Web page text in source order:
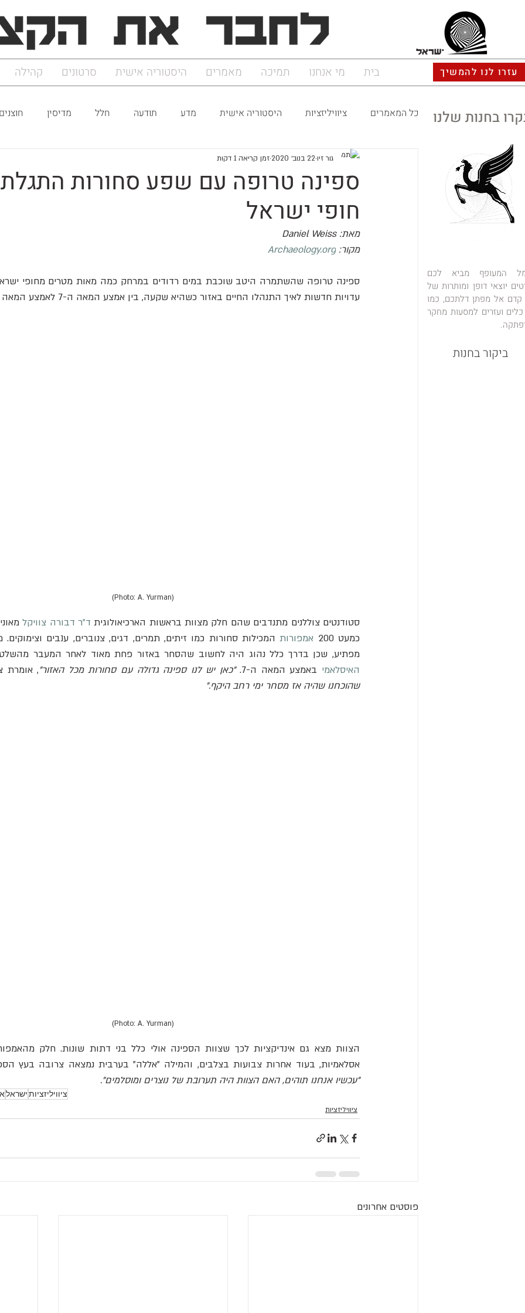
ישראל
עזרו לנו להמשיך בית מי אנחנו תמיכה מאמרים היסטוריה אישית סרטונים קהילה
כל המאמרים ציוויליזציות היסטוריה אישית מדע תודעה חלל מדיסין חוצנים
ספינה טרופה עם שפע סחורות
חופי ישראל
גור זיו 22 בנוב׳ 2020 זמן קריאה 1 דקות
מאת: Daniel Weiss
מקור: Archaeology.org
עדויות חדשות לאיך התנהלו החיים באזור כשהיא שקעה, בין אמצע המאה ה-7 לאמצע המאה ה-8 לספירה.
(Photo: A. Yurman)
סטודנטים צוללנים מתנדבים שהם חלק מצוות בראשות הארכיאולוגית ד"ר דבורה צוויקל
כמעט 200
אמפורות
מפתיע, שכן בדרך כלל נהוג היה לחשוב שהסחר באזור פחת מאוד לאחר המעבר
האיסלאמי באמצע המאה ה-7. "כאן יש לנו ספינה גדולה עם סחורות מכל האזור", אומרת
שהוכחנו שהיה אז מסחר ימי רחב היקף."
(Photo: A. Yurman)
אסלאמיות, בעוד אחרות צבועות בצלבים, והמילה "אללה" בערבית נמצאה צרובה בעץ
"עכשיו אנחנו תוהים, האם הצוות היה תערובת של נוצרים ומוסלמים".
ציוויליזציותישראל
ציוויליזציות
פוסטים אחרונים
בחנות שלנו
המעופף מביא לכם
יוצאי דופן ומותרות של
קדם אל מפתן דלתכם, כמו
ועזרים למסעות מחקר
ביקור בחנות